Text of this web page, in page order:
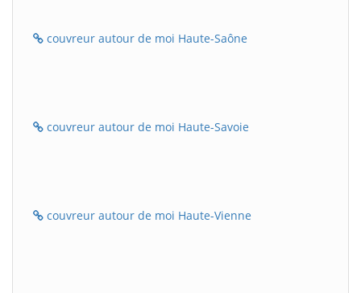
couvreur autour de moi Haute-Saône
couvreur autour de moi Haute-Savoie
couvreur autour de moi Haute-Vienne